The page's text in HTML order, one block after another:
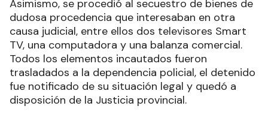
Asimismo, se procedió al secuestro de bienes de
dudosa procedencia que interesaban en otra
causa judicial, entre ellos dos televisores Smart
TV, una computadora y una balanza comercial.
Todos los elementos incautados fueron
trasladados a la dependencia policial, el detenido
fue notificado de su situación legal y quedó a
disposición de la Justicia provincial.